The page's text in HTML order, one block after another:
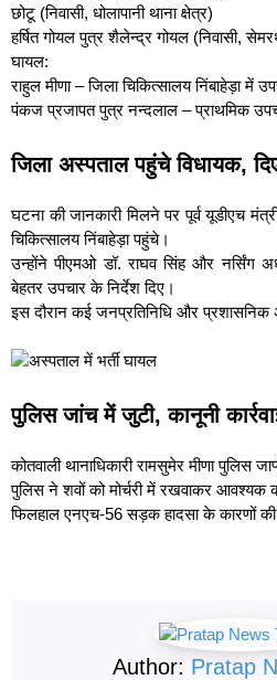
छोटू (निवासी, धोलापानी थाना क्षेत्र)
हर्षित गोयल पुत्र शैलेन्द्र गोयल (निवासी,
घायल:
राहुल मीणा – जिला चिकित्सालय निंबाहेड़ा में
पंकज प्रजापत पुत्र नन्दलाल – प्राथमिक
जिला अस्पताल पहुंचे विधायक,
घटना की जानकारी मिलने पर पूर्व यूडीएच
चिकित्सालय निंबाहेड़ा पहुंचे।
उन्होंने पीएमओ डॉ. राघव सिंह और नर्सिंग
बेहतर उपचार के निर्देश दिए।
इस दौरान कई जनप्रतिनिधि और प्रशासनिक
पुलिस जांच में जुटी, कानूनी
कोतवाली थानाधिकारी रामसुमेर मीणा पुलिस
पुलिस ने शवों को मोर्चरी में रखवाकर आवश्यक
फिलहाल एनएच-56 सड़क हादसा के कारणों की
Author: Pratap